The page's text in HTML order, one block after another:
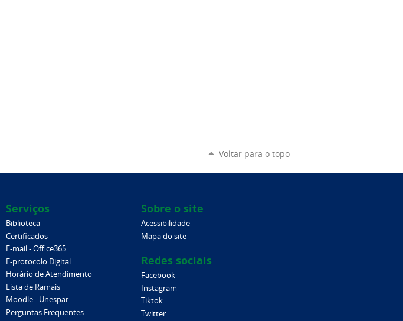
Voltar para o topo
Serviços
Biblioteca
Certificados
E-mail - Office365
E-protocolo Digital
Horário de Atendimento
Lista de Ramais
Moodle - Unespar
Perguntas Frequentes
Sobre o site
Acessibilidade
Mapa do site
Redes sociais
Facebook
Instagram
Tiktok
Twitter